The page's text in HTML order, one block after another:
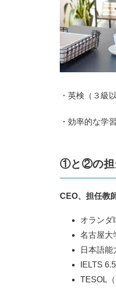
・英検（３級
・効率的な学
①と②の担
CEO、担任教
オランダ
名古屋大
日本語
IELTS
TESOL